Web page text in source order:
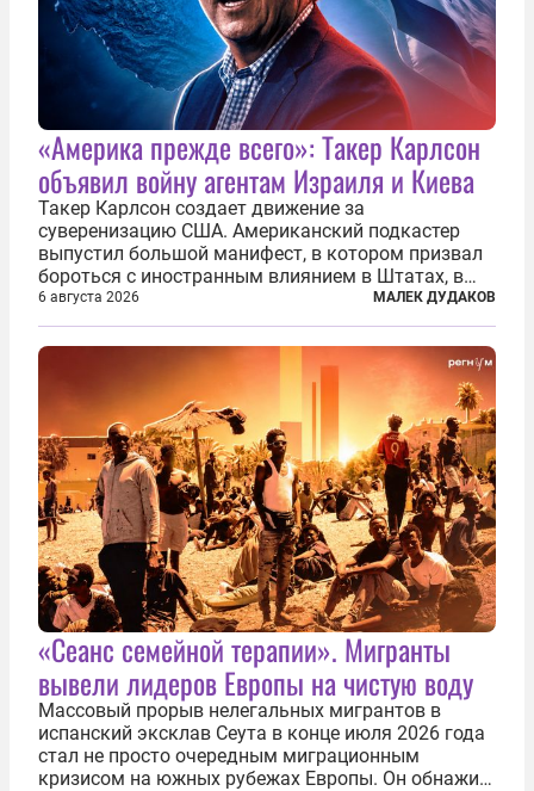
«Америка прежде всего»: Такер Карлсон
объявил войну агентам Израиля и Киева
Такер Карлсон создает движение за
суверенизацию США. Американский подкастер
выпустил большой манифест, в котором призвал
бороться с иностранным влиянием в Штатах, в
первую очередь имея в виду Израиль. А также
прекратить заморские войны, выплатить
репарации Ирану, остановить прием мигрантов...
6 августа 2026 МАЛЕК ДУДАКОВ
«Сеанс семейной терапии». Мигранты
вывели лидеров Европы на чистую воду
Массовый прорыв нелегальных мигрантов в
испанский эксклав Сеута в конце июля 2026 года
стал не просто очередным миграционным
кризисом на южных рубежах Европы. Он обнажил